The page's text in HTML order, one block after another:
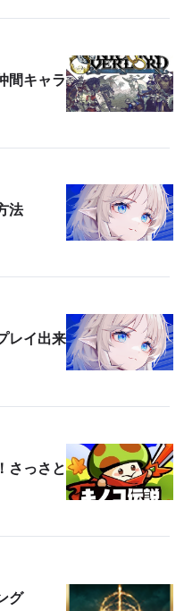
間キャラ
法
レイ出来
さっさと
グ